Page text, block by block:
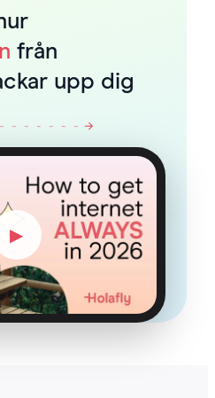
från
upp dig
- - - - - - - →
▶